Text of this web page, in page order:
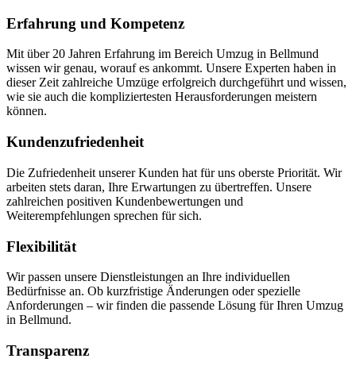
Erfahrung und Kompetenz
Mit über 20 Jahren Erfahrung im Bereich Umzug in Bellmund
wissen wir genau, worauf es ankommt. Unsere Experten haben in
dieser Zeit zahlreiche Umzüge erfolgreich durchgeführt und wissen,
wie sie auch die kompliziertesten Herausforderungen meistern
können.
Kundenzufriedenheit
Die Zufriedenheit unserer Kunden hat für uns oberste Priorität. Wir
arbeiten stets daran, Ihre Erwartungen zu übertreffen. Unsere
zahlreichen positiven Kundenbewertungen und
Weiterempfehlungen sprechen für sich.
Flexibilität
Wir passen unsere Dienstleistungen an Ihre individuellen
Bedürfnisse an. Ob kurzfristige Änderungen oder spezielle
Anforderungen – wir finden die passende Lösung für Ihren Umzug
in Bellmund.
Transparenz